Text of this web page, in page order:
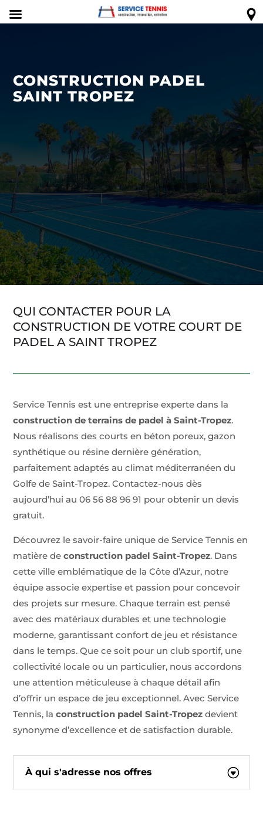
CONSTRUCTION PADEL
SAINT TROPEZ
QUI CONTACTER POUR LA
CONSTRUCTION DE VOTRE COURT DE
PADEL A SAINT TROPEZ
Service Tennis est une entreprise experte dans la
construction de terrains de padel à Saint-Tropez.
Nous réalisons des courts en béton poreux, gazon
synthétique ou résine dernière génération,
parfaitement adaptés au climat méditerranéen du
Golfe de Saint-Tropez. Contactez-nous dès
aujourd’hui au 06 56 88 96 91 pour obtenir un devis
gratuit.
Découvrez le savoir-faire unique de Service Tennis en
matière deconstruction padel Saint-Tropez. Dans
cette ville emblématique de la Côte d’Azur, notre
équipe associe expertise et passion pour concevoir
des projets sur mesure. Chaque terrain est pensé
avec des matériaux durables et une technologie
moderne, garantissant confort de jeu et résistance
dans le temps. Que ce soit pour un club sportif, une
collectivité locale ou un particulier, nous accordons
une attention méticuleuse à chaque détail afin
d’offrir un espace de jeu exceptionnel. Avec Service
Tennis, laconstruction padel Saint-Tropez devient
synonyme d’excellence et de satisfaction durable.
À qui s'adresse nos offres